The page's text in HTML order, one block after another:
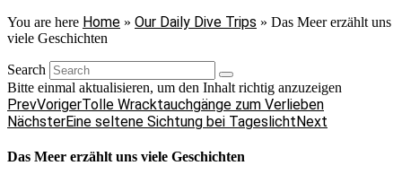
You are here Home » Our Daily Dive Trips » Das Meer erzählt uns
viele Geschichten
Search
Bitte einmal aktualisieren, um den Inhalt richtig anzuzeigen
PrevVorigerTolle Wracktauchgänge zum Verlieben
NächsterEine seltene Sichtung bei TageslichtNext
Das Meer erzählt uns viele Geschichten